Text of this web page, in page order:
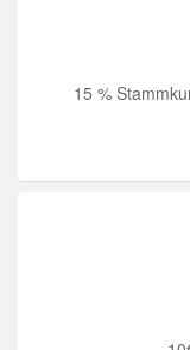
15 %